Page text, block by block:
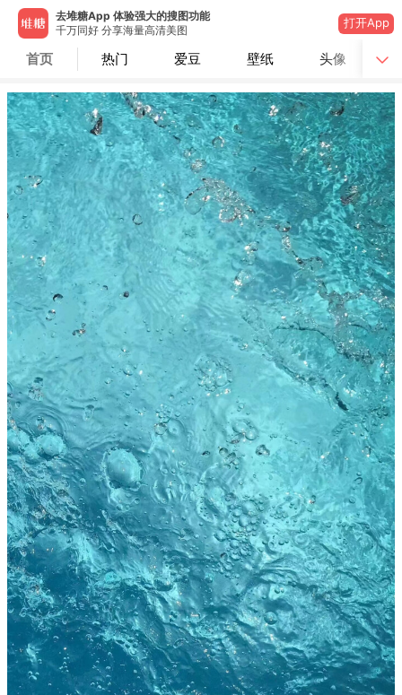
去堆糖App 体验强大的搜图功能
千万同好 分享海量高清美图
打开App
首页 热门 爱豆 壁纸 头像